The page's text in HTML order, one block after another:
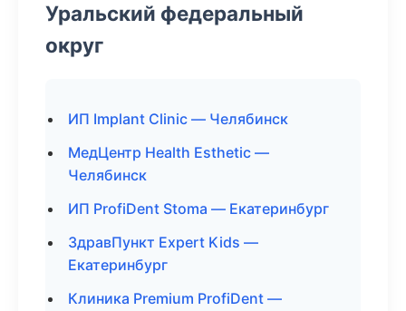
Уральский федеральный
округ
ИП Implant Clinic — Челябинск
МедЦентр Health Esthetic —
Челябинск
ИП ProfiDent Stoma — Екатеринбург
ЗдравПункт Expert Kids —
Екатеринбург
Клиника Premium ProfiDent —